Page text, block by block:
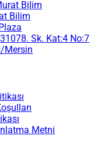
Bilim
Bilim
Sk. Kat:4 No:7
Mersin
Metni